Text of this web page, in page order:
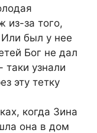
из-за того,
Или был у нее
Бог не дал
таки узнали
эту тетку
когда Зина
она в дом